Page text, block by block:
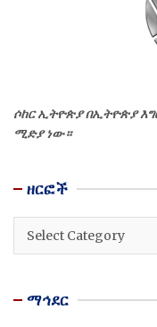
ሶከር ኢትዮጵያ በኢትዮጵያ
ሚድያ ነው።
ዘርፎች
ዘርፎች
ማኅደር